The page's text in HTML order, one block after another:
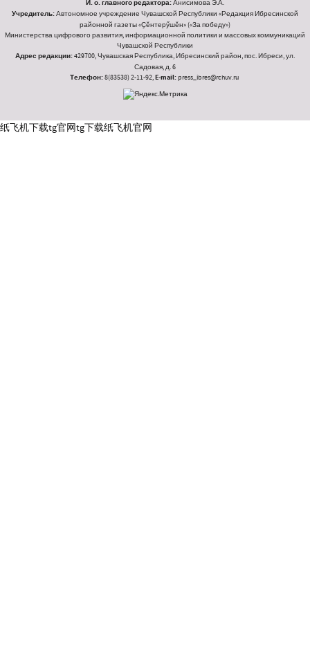
И. о. главного редактора:Анисимова Э.А.
Учредитель:Автономное учреждение Чувашской Республики «Редакция Ибресинской
районной газеты «Ҫӗнтерӳшӗн» («За победу»)
Министерства цифрового развития, информационной политики и массовых коммуникаций
Чувашской Республики
Адрес редакции:429700, Чувашская Республика, Ибресинский район, пос. Ибреси, ул.
Садовая, д. 6
Телефон:8(83538) 2-11-92,E-mail:press_ibres@rchuv.ru
纸飞机下载tg官网tg下载纸飞机官网